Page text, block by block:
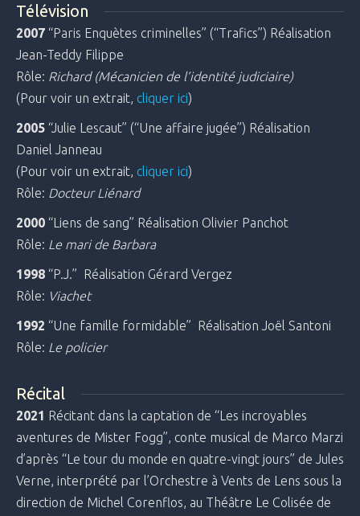
Télévision
2007 “Paris Enquètes criminelles” (“Trafics”) Réalisation
Jean-Teddy Filippe
Rôle: Richard (Mécanicien de l’identité judiciaire)
(Pour voir un extrait, cliquer ici)
2005 “Julie Lescaut” (“Une affaire jugée”) Réalisation
Daniel Janneau
(Pour voir un extrait, cliquer ici)
Rôle: Docteur Liénard
2000 “Liens de sang” Réalisation Olivier Panchot
Rôle: Le mari de Barbara
1998 “P.J.” Réalisation Gérard Vergez
Rôle: Viachet
1992 “Une famille formidable” Réalisation Joël Santoni
Rôle: Le policier
Récital
2021 Récitant dans la captation de “Les incroyables
aventures de Mister Fogg”, conte musical de Marco Marzi
d’après “Le tour du monde en quatre-vingt jours” de Jules
Verne, interprété par l’Orchestre à Vents de Lens sous la
direction de Michel Corenflos, au Théâtre Le Colisée de